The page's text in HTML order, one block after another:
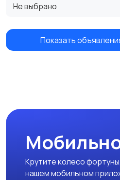
Не выбрано
Показать
Крутите колесо
нашем мобильном